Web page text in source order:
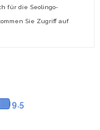
für die Seolingo-
Sie Zugriff auf
9.5